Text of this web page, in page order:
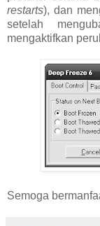
restarts), dan
setelah
mengaktifkan
Semoga